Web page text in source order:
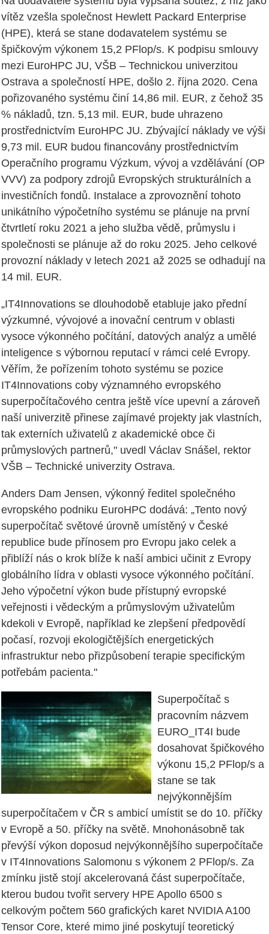
vítěz vzešla společnost Hewlett Packard Enterprise
(HPE), která se stane dodavatelem systému se
špičkovým výkonem 15,2 PFlop/s. K podpisu smlouvy
mezi EuroHPC JU, VŠB – Technickou univerzitou
Ostrava a společností HPE, došlo 2. října 2020. Cena
pořizovaného systému činí 14,86 mil. EUR, z čehož 35
% nákladů, tzn. 5,13 mil. EUR, bude uhrazeno
prostřednictvím EuroHPC JU. Zbývající náklady ve výši
9,73 mil. EUR budou financovány prostřednictvím
Operačního programu Výzkum, vývoj a vzdělávání (OP
VVV) za podpory zdrojů Evropských strukturálních a
investičních fondů. Instalace a zprovoznění tohoto
unikátního výpočetního systému se plánuje na první
čtvrtletí roku 2021 a jeho služba vědě, průmyslu i
společnosti se plánuje až do roku 2025. Jeho celkové
provozní náklady v letech 2021 až 2025 se odhadují na
14 mil. EUR.
„IT4Innovations se dlouhodobě etabluje jako přední
výzkumné, vývojové a inovační centrum v oblasti
vysoce výkonného počítání, datových analýz a umělé
inteligence s výbornou reputací v rámci celé Evropy.
Věřím, že pořízením tohoto systému se pozice
IT4Innovations coby významného evropského
superpočítačového centra ještě více upevní a zároveň
naší univerzitě přinese zajímavé projekty jak vlastních,
tak externích uživatelů z akademické obce či
průmyslových partnerů," uvedl Václav Snášel, rektor
VŠB – Technické univerzity Ostrava.
Anders Dam Jensen, výkonný ředitel společného
evropského podniku EuroHPC dodává: „Tento nový
superpočítač světové úrovně umístěný v České
republice bude přínosem pro Evropu jako celek a
přiblíží nás o krok blíže k naší ambici učinit z Evropy
globálního lídra v oblasti vysoce výkonného počítání.
Jeho výpočetní výkon bude přístupný evropské
veřejnosti i vědeckým a průmyslovým uživatelům
kdekoli v Evropě, například ke zlepšení předpovědí
počasí, rozvoji ekologičtějších energetických
infrastruktur nebo přizpůsobení terapie specifickým
potřebám pacienta."
Superpočítač s
pracovním názvem
EURO_IT4I bude
dosahovat špičkového
výkonu 15,2 PFlop/s a
stane se tak
nejvýkonnějším
superpočítačem v ČR s ambicí umístit se do 10. příčky
v Evropě a 50. příčky na světě. Mnohonásobně tak
převýší výkon doposud nejvýkonnějšího superpočítače
v IT4Innovations Salomonu s výkonem 2 PFlop/s. Za
zmínku jistě stojí akcelerovaná část superpočítače,
kterou budou tvořit servery HPE Apollo 6500 s
celkovým počtem 560 grafických karet NVIDIA A100
Tensor Core, které mimo jiné poskytují teoretický